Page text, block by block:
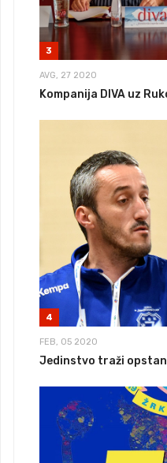
3
AVG, 27 2020
Kompanija DIVA uz
4
FEB, 05 2020
Jedinstvo traži